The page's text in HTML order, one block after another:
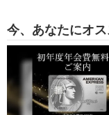
今、あなたにオス